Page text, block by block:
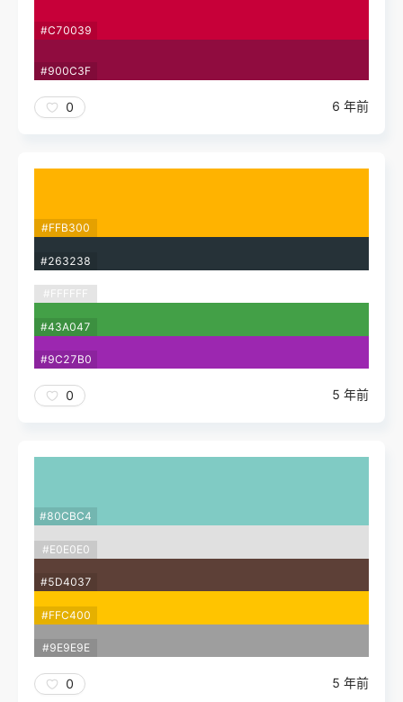
#C70039
#900C3F
0 6 年前
#FFB300
#263238
#FFFFFF
#43A047
#9C27B0
0 5 年前
#80CBC4
#E0E0E0
#5D4037
#FFC400
#9E9E9E
0 5 年前